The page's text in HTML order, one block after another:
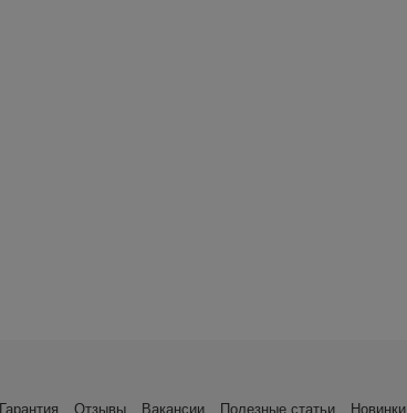
Гарантия Отзывы Вакансии Полезные статьи Новинки